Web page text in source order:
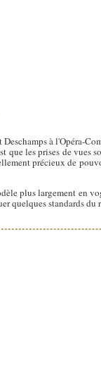
à l'Opéra-
les prises de vues
précieux de
plus largement en
quelques standards